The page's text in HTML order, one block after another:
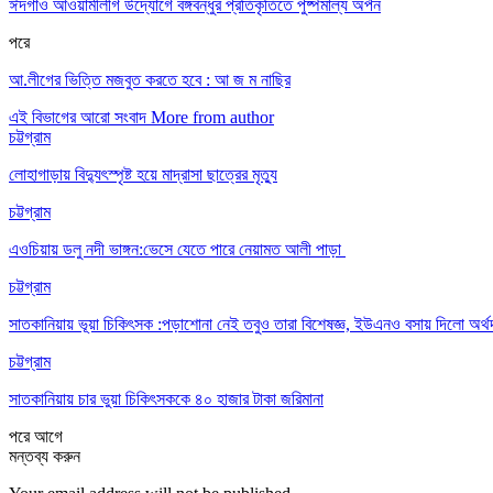
ঈদগাঁও আওয়ামীলীগ উদ্যোগে বঙ্গবন্ধুর প্রতিকৃতিতে পুষ্পমাল্য অর্পন
পরে
আ.লীগের ভিত্তি মজবুত করতে হবে : আ জ ম নাছির
এই বিভাগের আরো সংবাদ More from author
চট্টগ্রাম
লোহাগাড়ায় বিদ্যুৎস্পৃষ্ট হয়ে মাদ্রাসা ছাত্রের মৃত্যু
চট্টগ্রাম
এওচিয়ায় ডলু নদী ভাঙ্গন:ভেসে যেতে পারে নেয়ামত আলী পাড়া
চট্টগ্রাম
সাতকানিয়ায় ভূয়া চিকিৎসক :পড়াশোনা নেই তবুও তারা বিশেষজ্ঞ, ইউএনও বসায় দিলো
চট্টগ্রাম
সাতকানিয়ায় চার ভুয়া চিকিৎসককে ৪০ হাজার টাকা জরিমানা
পরেআগে
মন্তব্য করুন